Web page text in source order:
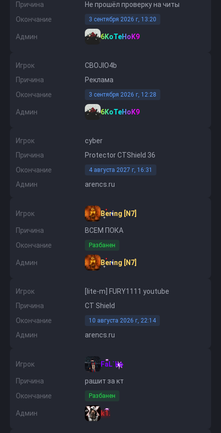
Причина
Не прошёл проверку на читы
Окончание
3 сентября 2026 г, 13:20
Админ 6KoTeHoK9
Игрок
CBOJIO4b
Причина
Реклама
Окончание
3 сентября 2026 г, 12:28
Админ 6KoTeHoK9
Игрок
cyber
Причина
Protector CTShield 36
Окончание
4 августа 2027 г, 16:31
Админ arencs.ru
Игрок Bering [N7]
Причина
ВСЕМ ПОКА
Окончание
Разбанен
Админ Bering [N7]
Игрок
[lite-m] FURY1111 youtube
Причина
CT Shield
Окончание
10 августа 2026 г, 22:14
Админ arencs.ru
Игрок FaL`ko
Причина
рашит за кт
Окончание
Разбанен
Админ k1.